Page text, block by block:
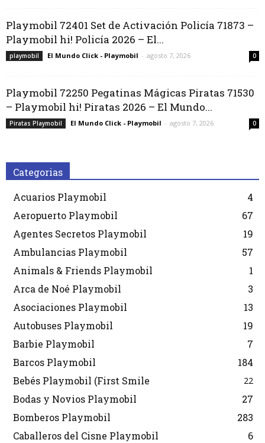
Playmobil 72401 Set de Activación Policía 71873 –
Playmobil hi! Policía 2026 – El...
playmobil El Mundo Click - Playmobil - agosto 7, 2026 0
Playmobil 72250 Pegatinas Mágicas Piratas 71530
– Playmobil hi! Piratas 2026 – El Mundo...
Piratas Playmobil El Mundo Click - Playmobil - agosto 7, 2026 0
Categorias
Acuarios Playmobil
4
Aeropuerto Playmobil
67
Agentes Secretos Playmobil
19
Ambulancias Playmobil
57
Animals & Friends Playmobil
1
Arca de Noé Playmobil
3
Asociaciones Playmobil
13
Autobuses Playmobil
19
Barbie Playmobil
7
Barcos Playmobil
184
Bebés Playmobil (First Smile
22
Bodas y Novios Playmobil
27
Bomberos Playmobil
283
Caballeros del Cisne Playmobil
6